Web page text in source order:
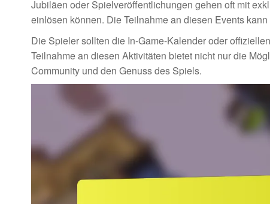
Jubiläen oder Spielveröffentlichungen gehen oft mit
einlösen können. Die Teilnahme an diesen Events
Die Spieler sollten die In-Game-Kalender oder
Teilnahme an diesen Aktivitäten bietet nicht nur die
Community und den Genuss des Spiels.